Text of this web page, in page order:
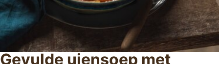
Gevulde uiensoep met